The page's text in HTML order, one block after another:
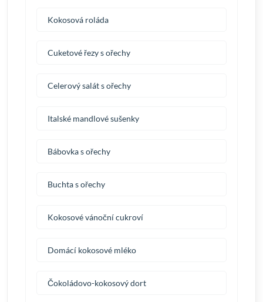
Kokosová roláda
Cuketové řezy s ořechy
Celerový salát s ořechy
Italské mandlové sušenky
Bábovka s ořechy
Buchta s ořechy
Kokosové vánoční cukroví
Domácí kokosové mléko
Čokoládovo-kokosový dort